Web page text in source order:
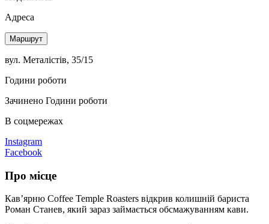
Адреса
Маршрут
вул. Металістів, 35/15
Години роботи
Зачинено Години роботи
В соцмережах
Instagram
Facebook
Про місце
Кав’ярню Coffee Temple Roasters відкрив колишній бариста
Роман Станев, який зараз займається обсмажуванням кави.